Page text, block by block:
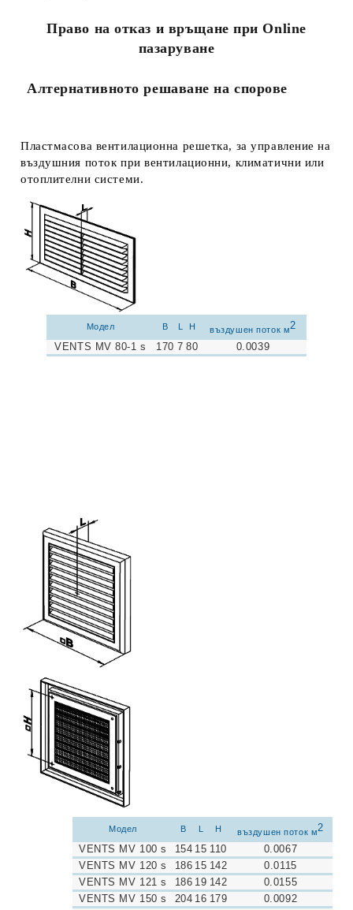
Право на отказ и връщане при Online
пазаруване
Алтернативното решаване на спорове
Пластмасова вентилационна решетка, за управление на
въздушния поток при вентилационни, климатични или
отоплителни системи.
Модел B L H въздушен поток м2
VENTS MV 80-1 s
170 7 80 0.0039
Модел B L H въздушен поток м2
VENTS MV 100 s
154 15 110
0.0067
VENTS MV 120 s
186 15 142
0.0115
VENTS MV 121 s
186 19 142
0.0155
VENTS MV 150 s
204 16 179
0.0092